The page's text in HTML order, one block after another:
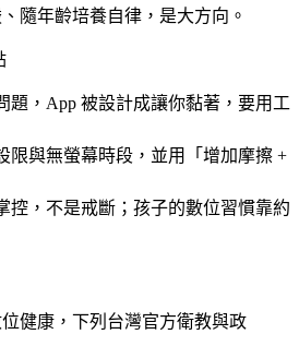
隨年齡培養自律，是大方向。
題 ，App 被設計成讓你黏著，要用工
限與無螢幕時段 ，並用「增加摩擦 +
控，不是戒斷 ；孩子的數位習慣靠約
健康，下列台灣官方衛教與政